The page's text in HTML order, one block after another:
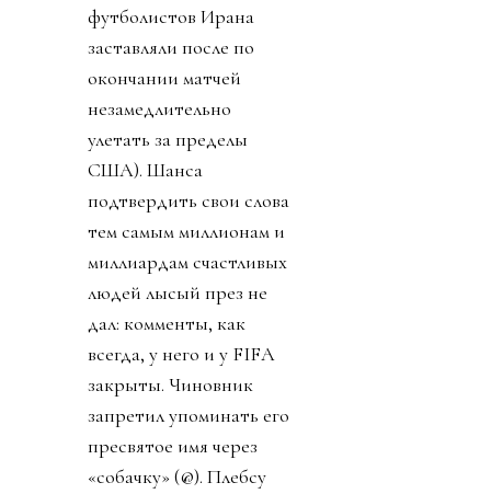
футболистов Ирана
заставляли после по
окончании матчей
незамедлительно
улетать за пределы
США). Шанса
подтвердить свои слова
тем самым миллионам и
миллиардам счастливых
людей лысый през не
дал: комменты, как
всегда, у него и у FIFA
закрыты. Чиновник
запретил упоминать его
пресвятое имя через
«собачку» (@). Плебсу